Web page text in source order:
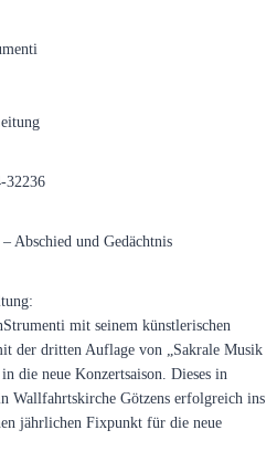
32236
Abschied und Gedächtnis
mit seinem künstlerischen
der dritten Auflage von „Sakrale Musik
die neue Konzertsaison. Dieses in
Wallfahrtskirche Götzens erfolgreich ins
jährlichen Fixpunkt für die neue